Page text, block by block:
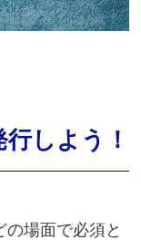
しよう！
場面で必須と